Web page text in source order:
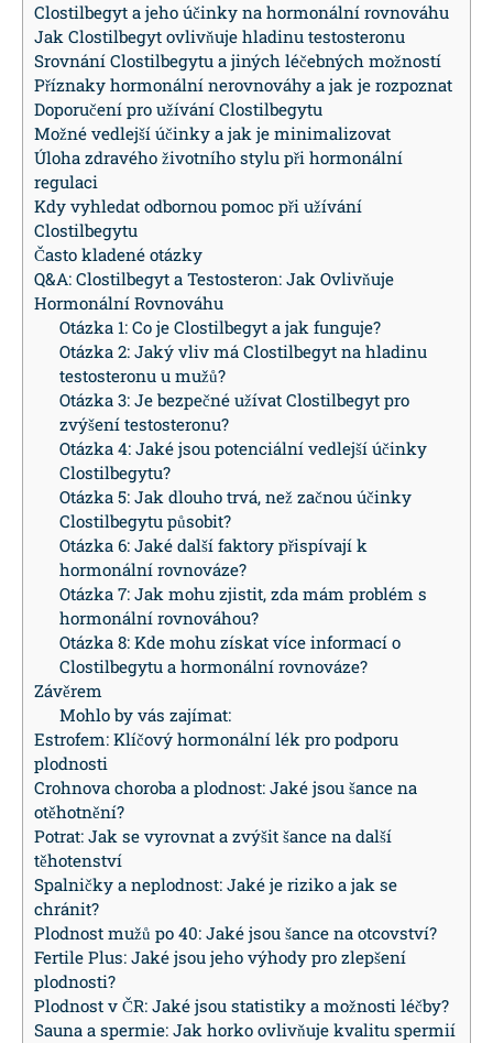
Clostilbegyt a jeho účinky na hormonální rovnováhu
Jak Clostilbegyt ovlivňuje hladinu testosteronu
Srovnání Clostilbegytu a jiných léčebných možností
Příznaky hormonální nerovnováhy a jak je rozpoznat
Doporučení pro užívání Clostilbegytu
Možné vedlejší účinky a jak je minimalizovat
Úloha zdravého životního stylu při hormonální
regulaci
Kdy vyhledat odbornou pomoc při užívání
Clostilbegytu
Často kladené otázky
Q&A: Clostilbegyt a Testosteron: Jak Ovlivňuje
Hormonální Rovnováhu
Otázka 1: Co je Clostilbegyt a jak funguje?
Otázka 2: Jaký vliv má Clostilbegyt na hladinu
testosteronu u mužů?
Otázka 3: Je bezpečné užívat Clostilbegyt pro
zvýšení testosteronu?
Otázka 4: Jaké jsou potenciální vedlejší účinky
Clostilbegytu?
Otázka 5: Jak dlouho trvá, než začnou účinky
Clostilbegytu působit?
Otázka 6: Jaké další faktory přispívají k
hormonální rovnováze?
Otázka 7: Jak mohu zjistit, zda mám problém s
hormonální rovnováhou?
Otázka 8: Kde mohu získat více informací o
Clostilbegytu a hormonální rovnováze?
Závěrem
Mohlo by vás zajímat:
Estrofem: Klíčový hormonální lék pro podporu
plodnosti
Crohnova choroba a plodnost: Jaké jsou šance na
otěhotnění?
Potrat: Jak se vyrovnat a zvýšit šance na další
těhotenství
Spalničky a neplodnost: Jaké je riziko a jak se
chránit?
Plodnost mužů po 40: Jaké jsou šance na otcovství?
Fertile Plus: Jaké jsou jeho výhody pro zlepšení
plodnosti?
Plodnost v ČR: Jaké jsou statistiky a možnosti léčby?
Sauna a spermie: Jak horko ovlivňuje kvalitu spermií